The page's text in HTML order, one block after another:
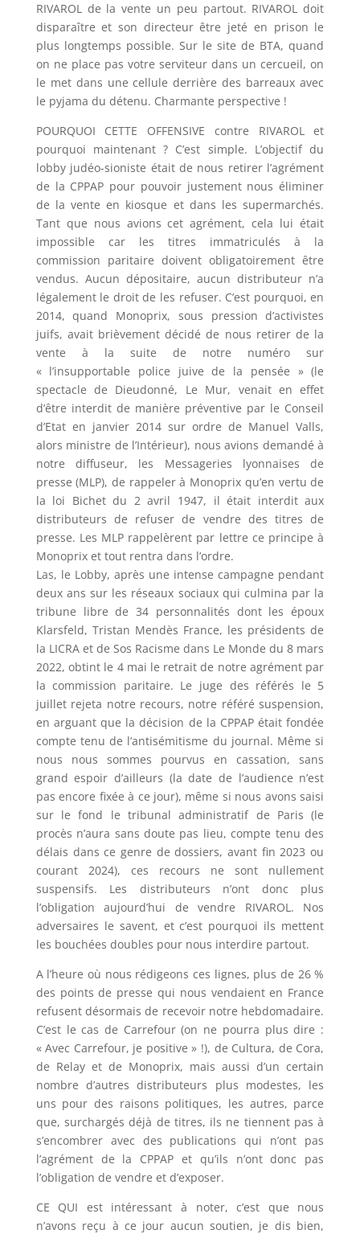
RIVAROL de la vente un peu partout. RIVAROL doit
disparaître et son directeur être jeté en prison le
plus longtemps possible. Sur le site de BTA, quand
on ne place pas votre serviteur dans un cercueil, on
le met dans une cellule derrière des barreaux avec
le pyjama du détenu. Charmante perspective !
POURQUOI CETTE OFFENSIVE contre RIVAROL et
pourquoi maintenant ? C’est simple. L’objectif du
lobby judéo-sioniste était de nous retirer l’agrément
de la CPPAP pour pouvoir justement nous éliminer
de la vente en kiosque et dans les supermarchés.
Tant que nous avions cet agrément, cela lui était
impossible car les titres immatriculés à la
commission paritaire doivent obligatoirement être
vendus. Aucun dépositaire, aucun distributeur n’a
légalement le droit de les refuser. C’est pourquoi, en
2014, quand Monoprix, sous pression d’activistes
juifs, avait brièvement décidé de nous retirer de la
vente à la suite de notre numéro sur
« l’insupportable police juive de la pensée » (le
spectacle de Dieudonné, Le Mur, venait en effet
d’être interdit de manière préventive par le Conseil
d’Etat en janvier 2014 sur ordre de Manuel Valls,
alors ministre de l’Intérieur), nous avions demandé à
notre diffuseur, les Messageries lyonnaises de
presse (MLP), de rappeler à Monoprix qu’en vertu de
la loi Bichet du 2 avril 1947, il était interdit aux
distributeurs de refuser de vendre des titres de
presse. Les MLP rappelèrent par lettre ce principe à
Monoprix et tout rentra dans l’ordre.
Las, le Lobby, après une intense campagne pendant
deux ans sur les réseaux sociaux qui culmina par la
tribune libre de 34 personnalités dont les époux
Klarsfeld, Tristan Mendès France, les présidents de
la LICRA et de Sos Racisme dans Le Monde du 8 mars
2022, obtint le 4 mai le retrait de notre agrément par
la commission paritaire. Le juge des référés le 5
juillet rejeta notre recours, notre référé suspension,
en arguant que la décision de la CPPAP était fondée
compte tenu de l’antisémitisme du journal. Même si
nous nous sommes pourvus en cassation, sans
grand espoir d’ailleurs (la date de l’audience n’est
pas encore fixée à ce jour), même si nous avons saisi
sur le fond le tribunal administratif de Paris (le
procès n’aura sans doute pas lieu, compte tenu des
délais dans ce genre de dossiers, avant fin 2023 ou
courant 2024), ces recours ne sont nullement
suspensifs. Les distributeurs n’ont donc plus
l’obligation aujourd’hui de vendre RIVAROL. Nos
adversaires le savent, et c’est pourquoi ils mettent
les bouchées doubles pour nous interdire partout.
A l’heure où nous rédigeons ces lignes, plus de 26 %
des points de presse qui nous vendaient en France
refusent désormais de recevoir notre hebdomadaire.
C’est le cas de Carrefour (on ne pourra plus dire :
« Avec Carrefour, je positive » !), de Cultura, de Cora,
de Relay et de Monoprix, mais aussi d’un certain
nombre d’autres distributeurs plus modestes, les
uns pour des raisons politiques, les autres, parce
que, surchargés déjà de titres, ils ne tiennent pas à
s’encombrer avec des publications qui n’ont pas
l’agrément de la CPPAP et qu’ils n’ont donc pas
l’obligation de vendre et d’exposer.
CE QUI est intéressant à noter, c’est que nous
n’avons reçu à ce jour aucun soutien, je dis bien,